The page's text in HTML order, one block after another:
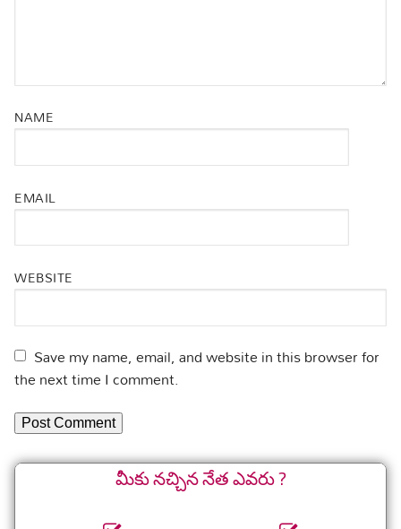
NAME
EMAIL
WEBSITE
Save my name, email, and website in this browser for
the next time I comment.
మీకు నచ్చిన నేత ఎవరు ?